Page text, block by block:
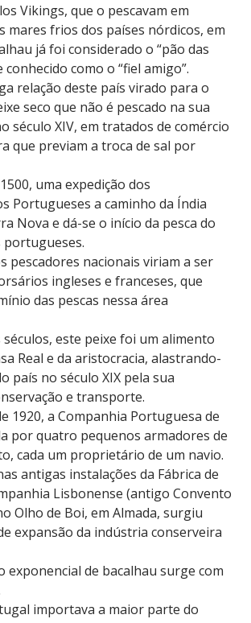
Vikings, que o pescavam em
mares frios dos países nórdicos, em
já foi considerado o “pão das
conhecido como o “fiel amigo”.
relação deste país virado para o
seco que não é pescado na sua
século XIV, em tratados de comércio
que previam a troca de sal por
uma expedição dos
Portugueses a caminho da Índia
Nova e dá-se o início da pesca do
portugueses.
pescadores nacionais viriam a ser
ingleses e franceses, que
das pescas nessa área
este peixe foi um alimento
Real e da aristocracia, alastrando-
país no século XIX pela sua
e transporte.
1920, a Companhia Portuguesa de
por quatro pequenos armadores de
cada um proprietário de um navio.
antigas instalações da Fábrica de
Lisbonense (antigo Convento
Olho de Boi, em Almada, surgiu
expansão da indústria conserveira
exponencial de bacalhau surge com
importava a maior parte do